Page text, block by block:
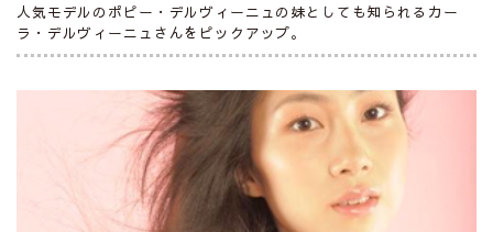
人気モデルのポピー・デルヴィーニュの妹としても知られるカー
ラ・デルヴィーニュさんをピックアップ。